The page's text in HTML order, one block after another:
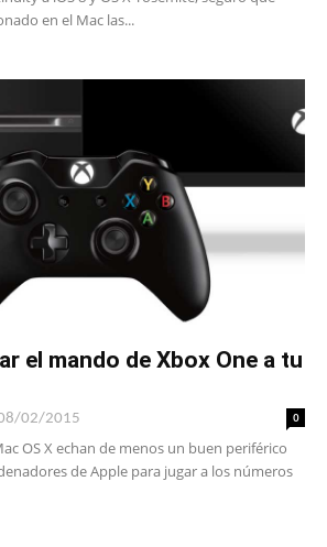
en el Mac las...
el mando de Xbox One a tu
02/2015 0
OS X echan de menos un buen periférico
de Apple para jugar a los números